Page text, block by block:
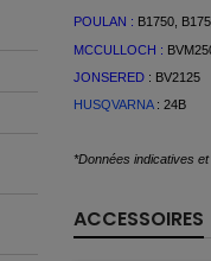
POULAN : B1750,
MCCULLOCH :
JONSERED : BV2125
HUSQVARNA: 24B
*Données indicatives et
ACCESSOIRES